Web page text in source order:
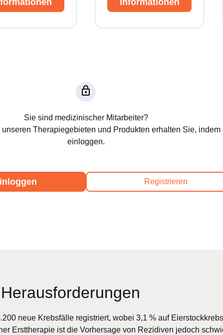
Sie sind medizinischer Mitarbeiter?
unseren Therapiegebieten und Produkten erhalten Sie, indem
einloggen.
Registrieren
neue Krebsfälle registriert, wobei 3,1 % auf
Ersttherapie ist die Vorhersage von Rezidiven jedoch